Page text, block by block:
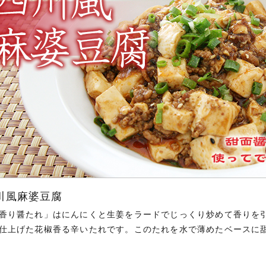
麻婆豆腐
り醤たれ」はにんにくと生姜をラードでじっくり炒めて香りを
上げた花椒香る辛いたれです。このたれを水で薄めたベースに